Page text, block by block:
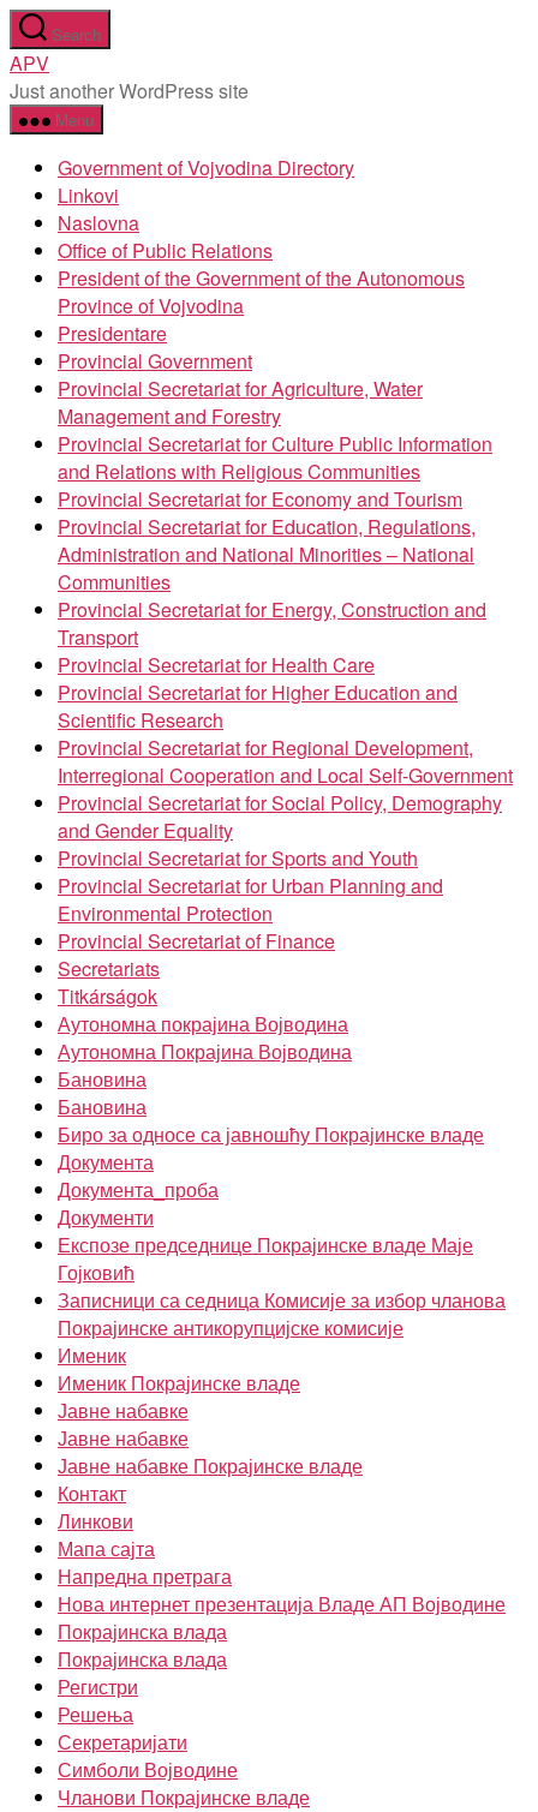
Skip
to
the
content
Search
APV
Just another WordPress site
Menu
Government of Vojvodina Directory
Linkovi
Naslovna
Office of Public Relations
President of the Government of the Autonomous
Province of Vojvodina
Presidentare
Provincial Government
Provincial Secretariat for Agriculture, Water
Management and Forestry
Provincial Secretariat for Culture Public Information
and Relations with Religious Communities
Provincial Secretariat for Economy and Tourism
Provincial Secretariat for Education, Regulations,
Administration and National Minorities – National
Communities
Provincial Secretariat for Energy, Construction and
Transport
Provincial Secretariat for Health Care
Provincial Secretariat for Higher Education and
Scientific Research
Provincial Secretariat for Regional Development,
Interregional Cooperation and Local Self-Government
Provincial Secretariat for Social Policy, Demography
and Gender Equality
Provincial Secretariat for Sports and Youth
Provincial Secretariat for Urban Planning and
Environmental Protection
Provincial Secretariat of Finance
Secretariats
Titkárságok
Аутономна покрајина Војводина
Аутономна Покрајина Војводина
Бановина
Бановина
Биро за односе са јавношћу Покрајинске владе
Документа
Документа_проба
Документи
Експозе председнице Покрајинске владе Маје
Гојковић
Записници са седница Комисије за избор чланова
Покрајинске антикорупцијске комисије
Именик
Именик Покрајинске владе
Јавне набавке
Јавне набавке
Јавне набавке Покрајинске владе
Контакт
Линкови
Мапа сајта
Напредна претрага
Нова интернет презентација Владе АП Војводине
Покрајинска влада
Покрајинска влада
Регистри
Решења
Секретаријати
Симболи Војводине
Чланови Покрајинске владе